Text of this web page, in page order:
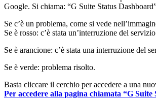
Google. Si chiama: “G Suite Status
Se c’è un problema, come si vede
Se è rosso: c’è stata un’interruzione del
Se è arancione: c’è stata una interruzione del
Se è verde: problema risolto.
Basta cliccare il cerchio per accedere a una
Per accedere alla pagina chiamata “G